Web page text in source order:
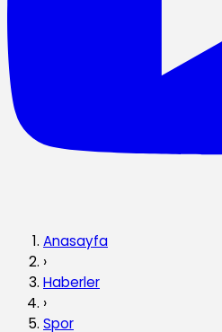
Anasayfa
›
Haberler
›
Spor